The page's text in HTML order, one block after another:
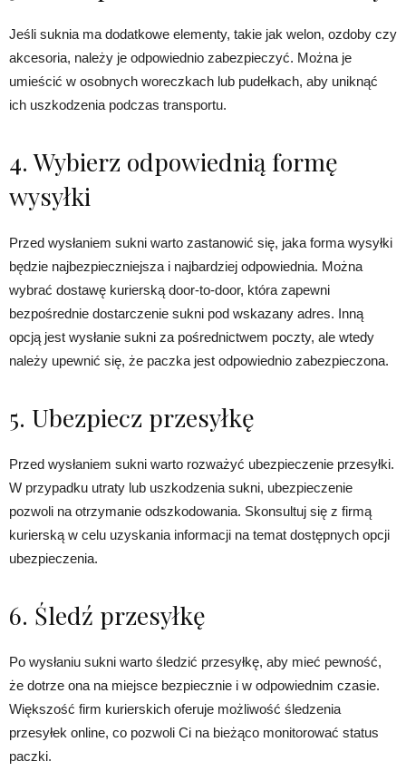
Jeśli suknia ma dodatkowe elementy, takie jak welon, ozdoby czy
akcesoria, należy je odpowiednio zabezpieczyć. Można je
umieścić w osobnych woreczkach lub pudełkach, aby uniknąć
ich uszkodzenia podczas transportu.
4. Wybierz odpowiednią formę
wysyłki
Przed wysłaniem sukni warto zastanowić się, jaka forma wysyłki
będzie najbezpieczniejsza i najbardziej odpowiednia. Można
wybrać dostawę kurierską door-to-door, która zapewni
bezpośrednie dostarczenie sukni pod wskazany adres. Inną
opcją jest wysłanie sukni za pośrednictwem poczty, ale wtedy
należy upewnić się, że paczka jest odpowiednio zabezpieczona.
5. Ubezpiecz przesyłkę
Przed wysłaniem sukni warto rozważyć ubezpieczenie przesyłki.
W przypadku utraty lub uszkodzenia sukni, ubezpieczenie
pozwoli na otrzymanie odszkodowania. Skonsultuj się z firmą
kurierską w celu uzyskania informacji na temat dostępnych opcji
ubezpieczenia.
6. Śledź przesyłkę
Po wysłaniu sukni warto śledzić przesyłkę, aby mieć pewność,
że dotrze ona na miejsce bezpiecznie i w odpowiednim czasie.
Większość firm kurierskich oferuje możliwość śledzenia
przesyłek online, co pozwoli Ci na bieżąco monitorować status
paczki.